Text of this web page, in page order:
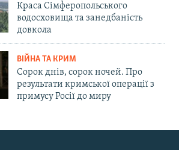
Краса Сімферопольського
водосховища та занедбаність
довкола
ВІЙНА ТА КРИМ
Сорок днів, сорок ночей. Про
результати кримської операції з
примусу Росії до миру